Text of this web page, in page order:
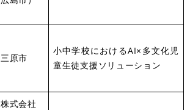
三原市
小中学校におけるAI×多文化児
童生徒支援ソリューション
株式会社